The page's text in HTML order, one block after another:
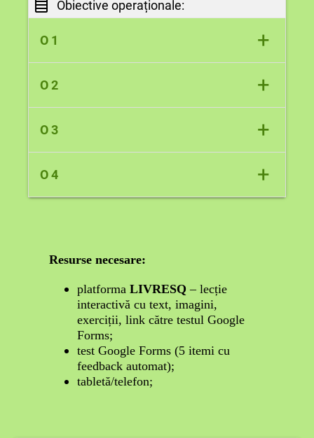
limbii în procesul comunicării orale și scrise
Obiective operaționale:
O 1 +
să recunoască verbele în diferite enunțuri;
O 2 +
să identifice modurile și timpurile verbului
într-un enunț;
O 3 +
să aplice cunoștințele despre verb în exerciții
interactive;
O 4 +
Resurse necesare:
platforma LIVRESQ – lecție
interactivă cu text, imagini,
exerciții, link către testul Google
Forms;
test Google Forms (5 itemi cu
feedback automat);
tabletă/telefon;